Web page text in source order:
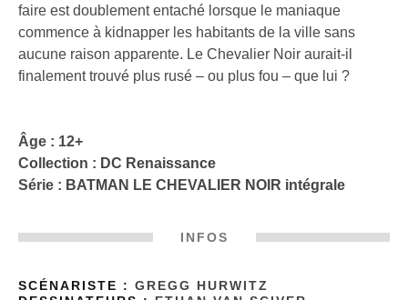
faire est doublement entaché lorsque le maniaque
commence à kidnapper les habitants de la ville sans
aucune raison apparente. Le Chevalier Noir aurait-il
finalement trouvé plus rusé – ou plus fou – que lui ?
Âge : 12+
Collection : DC Renaissance
Série : BATMAN LE CHEVALIER NOIR intégrale
INFOS
SCÉNARISTE : GREGG HURWITZ